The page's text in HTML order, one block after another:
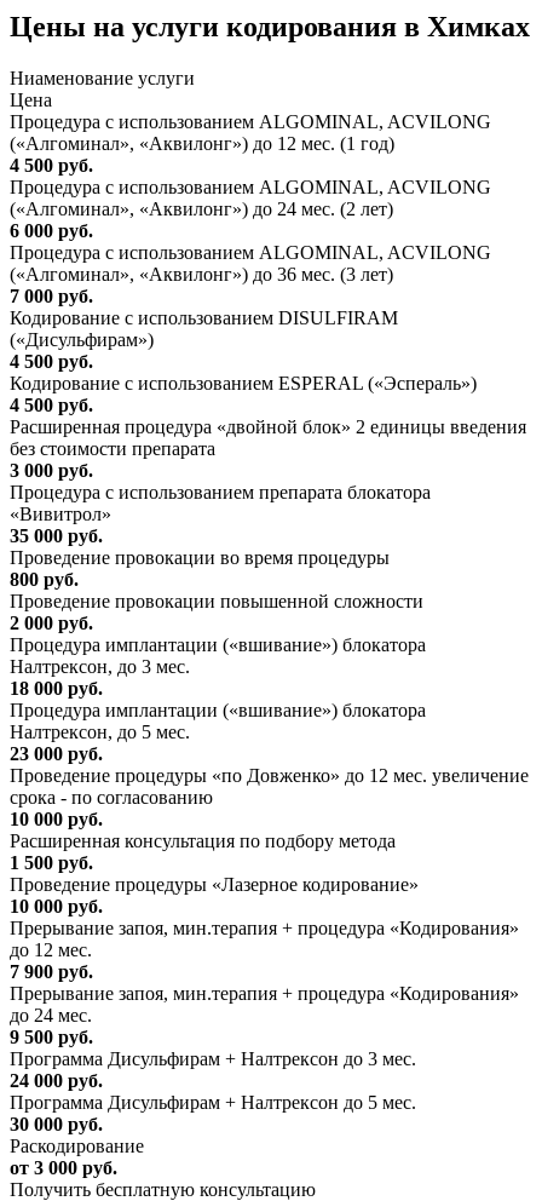
Цены на услуги кодирования в Химках
Ниaменование услуги
Цена
Процедура с использованием ALGOMINAL, ACVILONG
(«Алгоминал», «Аквилонг») до 12 мес. (1 год)
4 500 руб.
Процедура с использованием ALGOMINAL, ACVILONG
(«Алгоминал», «Аквилонг») до 24 мес. (2 лет)
6 000 руб.
Процедура с использованием ALGOMINAL, ACVILONG
(«Алгоминал», «Аквилонг») до 36 мес. (3 лет)
7 000 руб.
Кодирование с использованием DISULFIRAM
(«Дисульфирам»)
4 500 руб.
Кодирование с использованием ESPERAL («Эспераль»)
4 500 руб.
Расширенная процедура «двойной блок» 2 единицы введения
без стоимости препарата
3 000 руб.
Процедура с использованием препарата блокатора
«Вивитрол»
35 000 руб.
Проведение провокации во время процедуры
800 руб.
Проведение провокации повышенной сложности
2 000 руб.
Процедура имплантации («вшивание») блокатора
Налтрексон, до 3 мес.
18 000 руб.
Процедура имплантации («вшивание») блокатора
Налтрексон, до 5 мес.
23 000 руб.
Проведение процедуры «по Довженко» до 12 мес. увеличение
срока - по согласованию
10 000 руб.
Расширенная консультация по подбору метода
1 500 руб.
Проведение процедуры «Лазерное кодирование»
10 000 руб.
Прерывание запоя, мин.терапия + процедура «Кодирования»
до 12 мес.
7 900 руб.
Прерывание запоя, мин.терапия + процедура «Кодирования»
до 24 мес.
9 500 руб.
Программа Дисульфирам + Налтрексон до 3 мес.
24 000 руб.
Программа Дисульфирам + Налтрексон до 5 мес.
30 000 руб.
Раскодирование
от 3 000 руб.
Получить бесплатную консультацию